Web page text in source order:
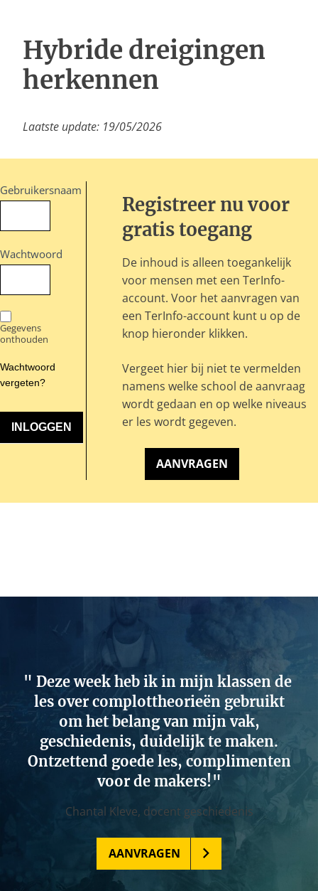
Hybride dreigingen
herkennen
Laatste update: 19/05/2026
Gebruikersnaam
Wachtwoord
Gegevens
onthouden
Wachtwoord
vergeten?
Registreer nu voor
gratis toegang
De inhoud is alleen toegankelijk
voor mensen met een TerInfo-
account. Voor het aanvragen van
een TerInfo-account kunt u op de
knop hieronder klikken.
Vergeet hier bij niet te vermelden
namens welke school de aanvraag
wordt gedaan en op welke niveaus
er les wordt gegeven.
AANVRAGEN
Deze week heb ik in mijn klassen de
les over complottheorieën gebruikt
om het belang van mijn vak,
geschiedenis, duidelijk te maken.
Ontzettend goede les, complimenten
voor de makers!
Chantal Kleve, docent geschiedenis
AANVRAGEN